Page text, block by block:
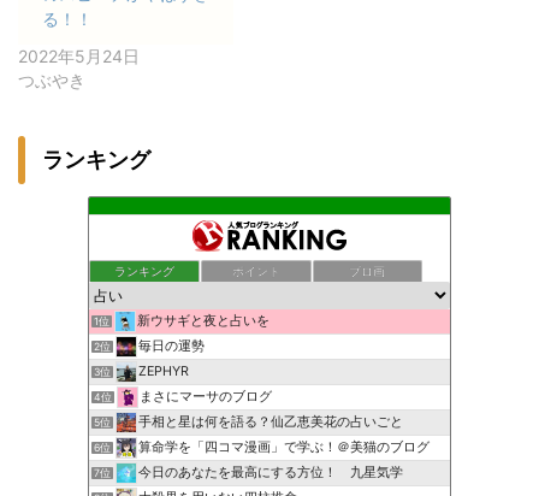
る！！
2022年5月24日
つぶやき
ランキング
ランキング ポイント ブロ画
1位 新ウサギと夜と占いを
2位 毎日の運勢
3位 ZEPHYR
4位 まさにマーサのブログ
5位 手相と星は何を語る？仙乙恵美花の占いごと
6位 算命学を「四コマ漫画」で学ぶ！＠美猫のブログ
7位 今日のあなたを最高にする方位！ 九星気学